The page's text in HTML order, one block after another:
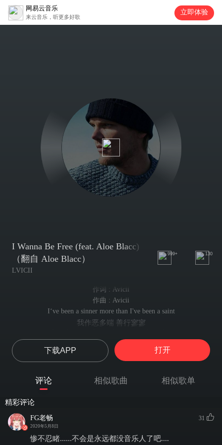
网易云音乐
来云音乐，听更多好歌
立即体验
I Wanna Be Free (feat. Aloe Blacc)
（翻自 Aloe Blacc）
LVICII
999+ 130
作词 : Avicii
作曲 : Avicii
I‘ve been a sinner more than I've been a saint
我作恶多端 善行寥寥
耗费太多时光扮演他人模样
Sick and tired of being half right
厌倦了永远半对半错
追逐着过往的虚妄
I wanna be free
下载APP 打开
评论 相似歌曲 相似歌单
精彩评论
FG老畅
2020年5月8日
31
惨不忍睹......不会是永远都没音乐人了吧....